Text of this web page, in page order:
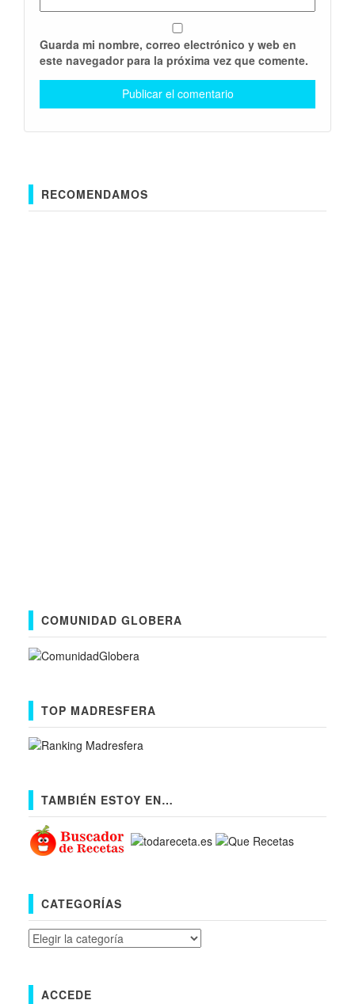
Guarda mi nombre, correo electrónico y web en
este navegador para la próxima vez que comente.
RECOMENDAMOS
COMUNIDAD GLOBERA
TOP MADRESFERA
TAMBIÉN ESTOY EN…
CATEGORÍAS
Categorías
ACCEDE